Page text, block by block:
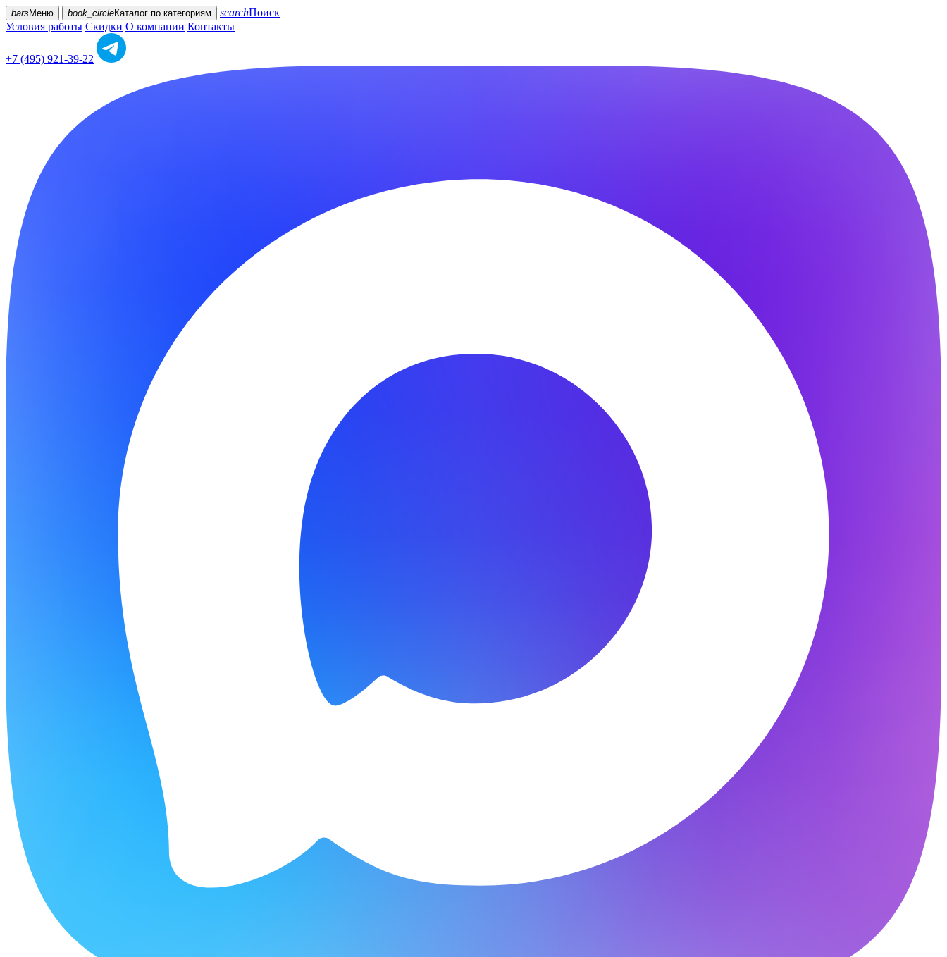
bars Меню book_circleКаталог по категориям searchПоиск
Условия работы Скидки О компании Контакты
+7 (495) 921-39-22